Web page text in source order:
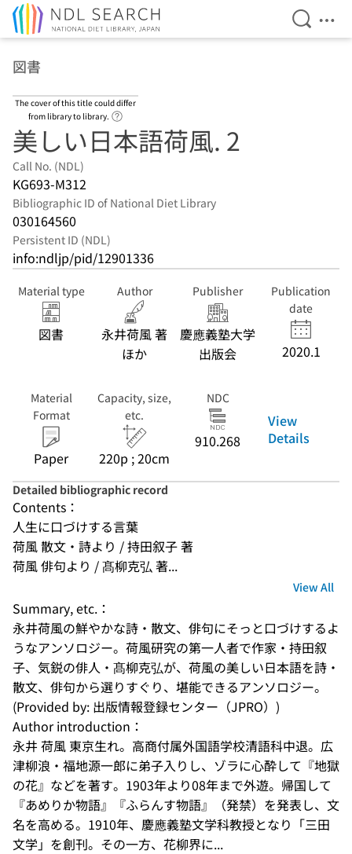
Open
図書
The cover of this title could differ
from library to library.
美しい日本語荷風. 2
Call No. (NDL)
KG693-M312
Bibliographic ID of National Diet Library
030164560
Persistent ID (NDL)
info:ndljp/pid/12901336
Material type
図書
Author
永井荷風 著
ほか
Publisher
慶應義塾大学
出版会
Publication
date
2020.1
Material
Format
Paper
Capacity, size,
etc.
220p ; 20cm
NDC
910.268
View
Details
Detailed bibliographic record
Contents：
人生に口づけする言葉
荷風 散文・詩より / 持田叙子 著
荷風 俳句より / 髙柳克弘 著...
View All
Summary, etc.：
永井荷風の鮮やかな詩・散文、俳句にそっと口づけするよ
うなアンソロジー。荷風研究の第一人者で作家・持田叙
子、気鋭の俳人・髙柳克弘が、荷風の美しい日本語を詩・
散文、俳句から選りすぐり、堪能できるアンソロジー。
(Provided by: 出版情報登録センター（JPRO）)
Author introduction：
永井 荷風 東京生れ。高商付属外国語学校清語科中退。広
津柳浪・福地源一郎に弟子入りし、ゾラに心酔して『地獄
の花』などを著す。1903年より08年まで外遊。帰国して
『あめりか物語』『ふらんす物語』（発禁）を発表し、文
名を高める。1910年、慶應義塾文学科教授となり「三田
文学」を創刊。その一方、花柳界に...